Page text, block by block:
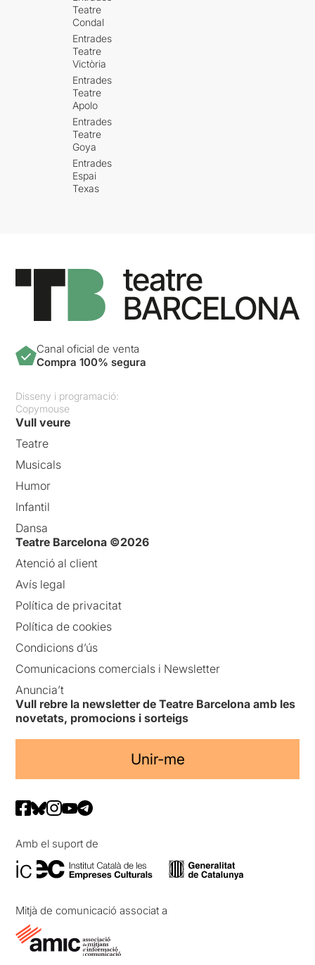
Teatre
Condal
Entrades
Teatre
Victòria
Entrades
Teatre
Apolo
Entrades
Teatre
Goya
Entrades
Espai
Texas
Canal oficial de venta
Compra 100% segura
Disseny i programació:
Copymouse
Vull veure
Teatre
Musicals
Humor
Infantil
Dansa
Teatre Barcelona ©2026
Atenció al client
Avís legal
Política de privacitat
Política de cookies
Condicions d’ús
Comunicacions comercials i Newsletter
Anuncia’t
Vull rebre la newsletter de Teatre Barcelona amb les
novetats, promocions i sorteigs
Unir-me
Amb el suport de
Mitjà de comunicació associat a